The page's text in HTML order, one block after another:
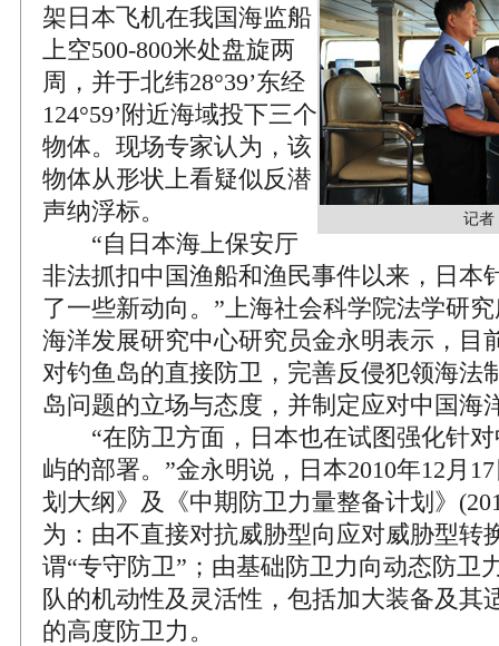
记者
架日本飞机在我国海监船
上空500-800米处盘旋两
周，并于北纬28°39’东经
124°59’附近海域投下三个
物体。现场专家认为，该
物体从形状上看疑似反潜
声纳浮标。
“自日本海上保安厅
非法抓扣中国渔船和渔民事件以来，日本
了一些新动向。”上海社会科学院法学研
海洋发展研究中心研究员金永明表示，目
对钓鱼岛的直接防卫，完善反侵犯领海法
岛问题的立场与态度，并制定应对中国海
“在防卫方面，日本也在试图强化针对
屿的部署。”金永明说，日本2010年12月
划大纲》及《中期防卫力量整备计划》
为：由不直接对抗威胁型向应对威胁型转
谓“专守防卫”；由基础防卫力向动态防卫
队的机动性及灵活性，包括加大装备及其
的高度防卫力。